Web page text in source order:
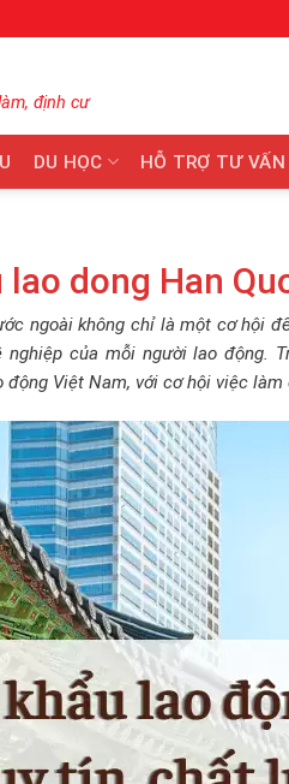
định cư
DU HỌC HỖ TRỢ TƯ VẤN
dong Han
ngoài không chỉ là một cơ hội
của mỗi người lao động.
Việt Nam, với cơ hội việc làm